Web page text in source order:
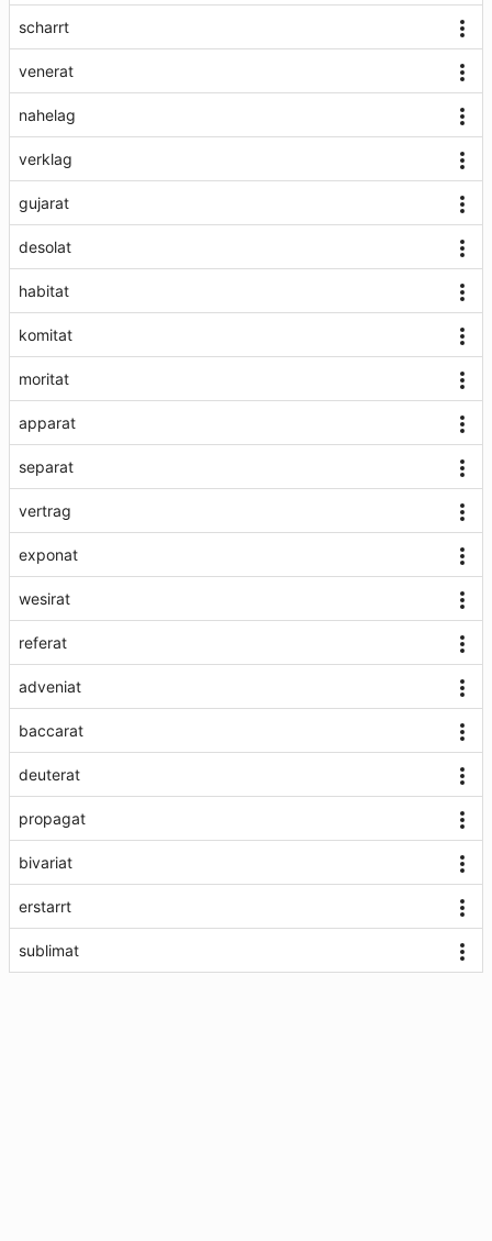
scharrt
venerat
nahelag
verklag
gujarat
desolat
habitat
komitat
moritat
apparat
separat
vertrag
exponat
wesirat
referat
adveniat
baccarat
deuterat
propagat
bivariat
erstarrt
sublimat